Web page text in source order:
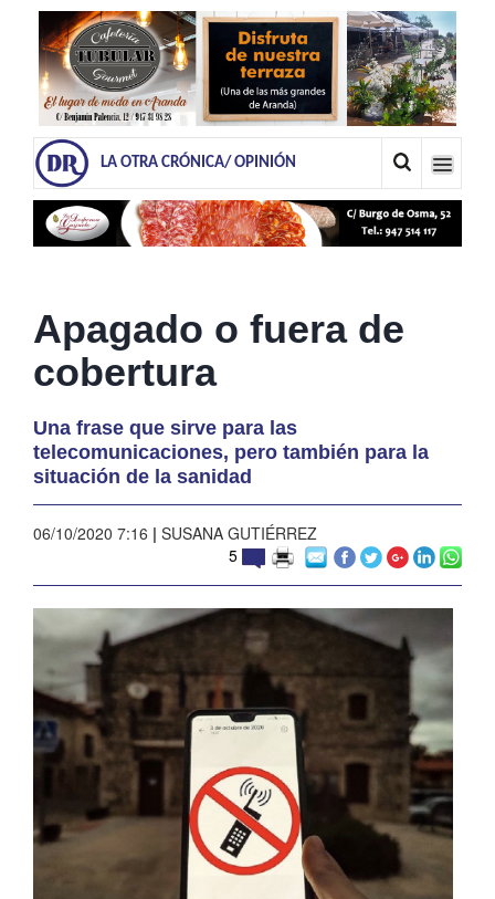
LA OTRA CRÓNICA/ OPINIÓN
Apagado o fuera de
cobertura
Una frase que sirve para las
telecomunicaciones, pero también para la
situación de la sanidad
06/10/2020 7:16 | SUSANA GUTIÉRREZ
5